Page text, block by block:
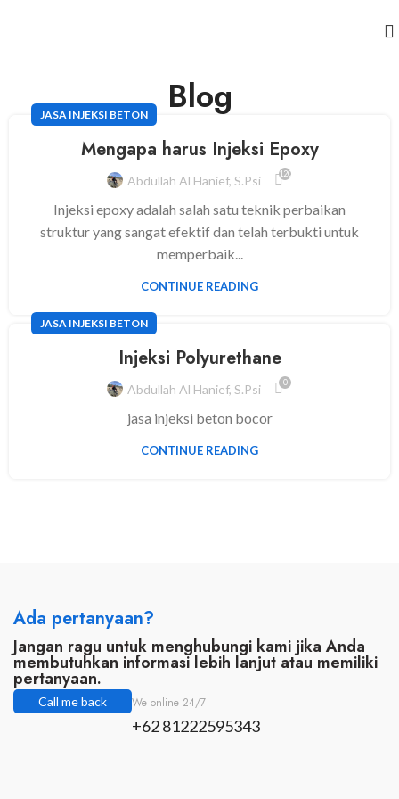
Blog
JASA INJEKSI BETON
Mengapa harus Injeksi Epoxy
Abdullah Al Hanief, S.psi 120
Injeksi epoxy adalah salah satu teknik perbaikan
struktur yang sangat efektif dan telah terbukti untuk
memperbaik...
CONTINUE READING
JASA INJEKSI BETON
Injeksi Polyurethane
Abdullah Al Hanief, S.psi 0
jasa injeksi beton bocor
CONTINUE READING
Ada pertanyaan?
Jangan ragu untuk menghubungi kami jika Anda
membutuhkan informasi lebih lanjut atau memiliki
pertanyaan.
Call me back We online 24/7
+62 81222595343